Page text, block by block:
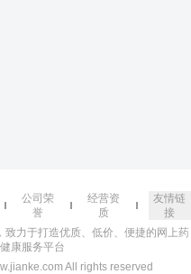
公司荣
誉
经营资
质
友情链
接
力于打造优质、低价、便捷的网上药
康服务平台
All rights reserved